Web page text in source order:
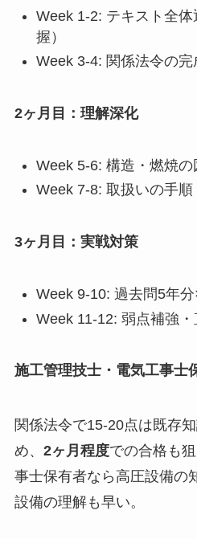
Week 1-2: テキスト全
握）
Week 3-4: 関係法令の完
2ヶ月目：理解深化
Week 5-6: 構造・燃焼
Week 7-8: 取扱いの手
3ヶ月目：実戦対策
Week 9-10: 過去問5年分
Week 11-12: 弱点補強
施工管理技士・電気工事士
関係法令で15-20点は既存
め、 2ヶ月程度での合格も
事士保有者なら高圧設備の
設備の理解も早い。